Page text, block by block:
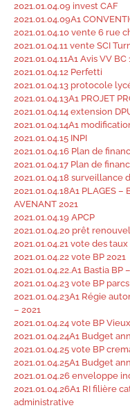
2021.01.04.09 invest CAF
2021.01.04.09A1
2021.01.04.10 vente 6 rue
2021.01.04.11 vente SCI
2021.01.04.11A1 Avis VV BC
2021.01.04.12 Perfetti
2021.01.04.13 protocole
2021.01.04.13A1 PROJET
2021.01.04.14 extension
2021.01.04.14A1
2021.01.04.15 INPI
2021.01.04.16 Plan de
2021.01.04.17 Plan de
2021.01.04.18 surveillance
2021.01.04.18A1 PLAGES
AVENANT 2021
2021.01.04.19 APCP
2021.01.04.20 prêt
2021.01.04.21 vote des
2021.01.04.22 vote BP 2021
2021.01.04.22.A1 Bastia BP
2021.01.04.23 vote BP
2021.01.04.23A1 Régie
– 2021
2021.01.04.24 vote BP
2021.01.04.24A1 Budget
2021.01.04.25 vote BP
2021.01.04.25A1 Budget
2021.01.04.26 enveloppe
2021.01.04.26A1 RI filière
administrative